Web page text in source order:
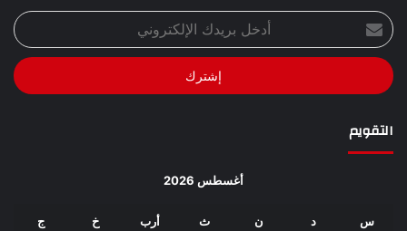
أدخل
بريدك
الإلكتروني
التقويم
أغسطس 2026
س د ن ث أرب خ ج